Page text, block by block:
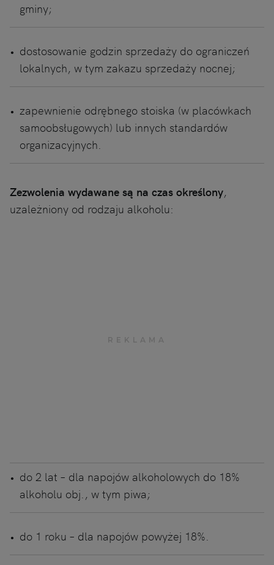
gminy;
dostosowanie godzin sprzedaży do ograniczeń
lokalnych, w tym zakazu sprzedaży nocnej;
zapewnienie odrębnego stoiska (w placówkach
samoobsługowych) lub innych standardów
organizacyjnych.
Zezwolenia wydawane są na czas określony,
uzależniony od rodzaju alkoholu:
do 2 lat – dla napojów alkoholowych do 18%
alkoholu obj., w tym piwa;
do 1 roku – dla napojów powyżej 18%.